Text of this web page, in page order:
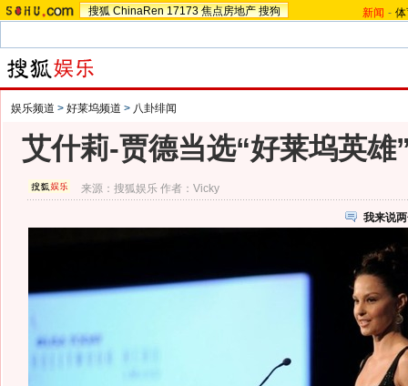
搜狐 ChinaRen 17173 焦点房地产 搜狗 新闻 -
娱乐频道 > 好莱坞频道 > 八卦绯闻
艾什莉-贾德当选“好莱坞英雄
来源：搜狐娱乐 作者：Vicky
我来说